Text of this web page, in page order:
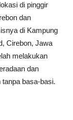
di pinggir
dan
di Kampung
Cirebon, Jawa
melakukan
dan
basa-basi.